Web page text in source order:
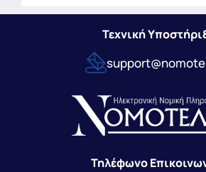
Τεχνική
Τηλέφωνο